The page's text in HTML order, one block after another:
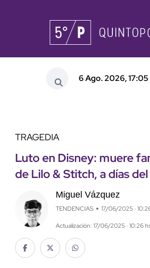
6 Ago. 2026, 17:05
TRAGEDIA
Luto en Disney: muere
de Lilo & Stitch, a días
Miguel Vázquez
TENDENCIAS 17/06/2025 ·
Actualización: 17/06/2025 · 10:26